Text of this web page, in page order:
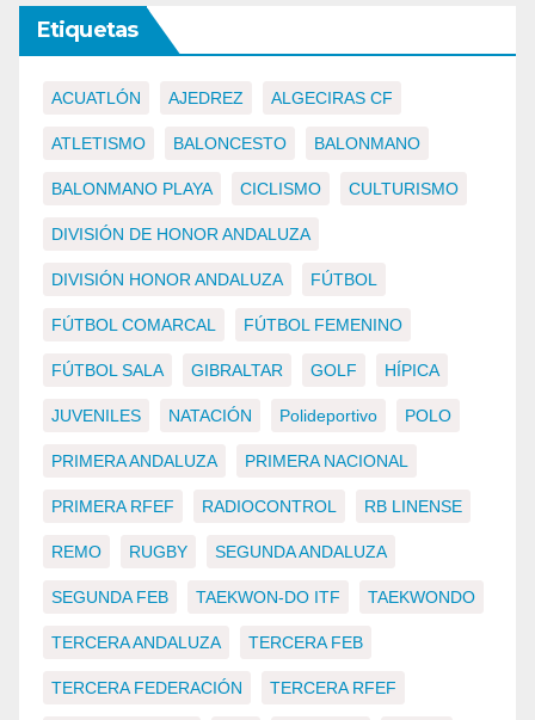
Etiquetas
ACUATLÓN AJEDREZ ALGECIRAS CF
ATLETISMO BALONCESTO BALONMANO
BALONMANO PLAYA CICLISMO CULTURISMO
DIVISIÓN DE HONOR ANDALUZA
DIVISIÓN HONOR ANDALUZA FÚTBOL
FÚTBOL COMARCAL FÚTBOL FEMENINO
FÚTBOL SALA GIBRALTAR GOLF HÍPICA
JUVENILES NATACIÓN Polideportivo POLO
PRIMERA ANDALUZA PRIMERA NACIONAL
PRIMERA RFEF RADIOCONTROL RB LINENSE
REMO RUGBY SEGUNDA ANDALUZA
SEGUNDA FEB TAEKWON-DO ITF TAEKWONDO
TERCERA ANDALUZA TERCERA FEB
TERCERA FEDERACIÓN TERCERA RFEF